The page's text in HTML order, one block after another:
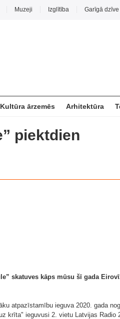
Muzeji Izglītība Garīgā dzīve
Kultūra ārzemēs Arhitektūra
piektdien
skatuves kāps mūsu šī gada
atpazīstamību ieguva 2020. gada
krīta" ieguvusi 2. vietu Latvijas Radio